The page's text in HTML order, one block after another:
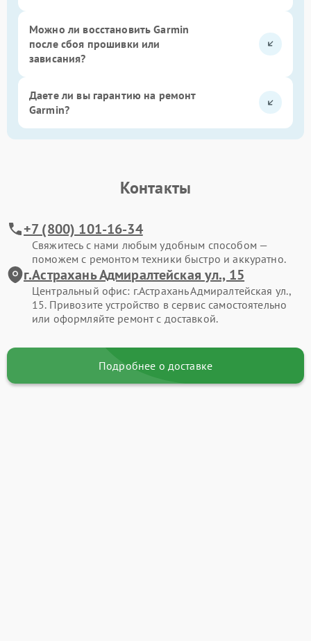
Можно ли восстановить Garmin
после сбоя прошивки или
зависания?
Даете ли вы гарантию на ремонт
Garmin?
Контакты
+7 (800) 101-16-34
Свяжитесь с нами любым удобным способом —
поможем с ремонтом техники быстро и аккуратно.
г.Астрахань Адмиралтейская ул., 15
Центральный офис: г.Астрахань Адмиралтейская ул.,
15. Привозите устройство в сервис самостоятельно
или оформляйте ремонт с доставкой.
Подробнее о доставке